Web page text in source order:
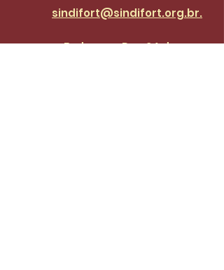
sindifort@sindifort.org.br.
Endereço: Rua 24 de